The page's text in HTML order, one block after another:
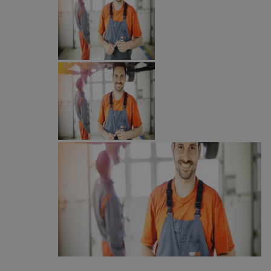
MvSessID
msToken
VISITOR_PRIVACY_METADATA
YouTube
.youtube.com
5 miesięcy 4
Google Privacy Policy